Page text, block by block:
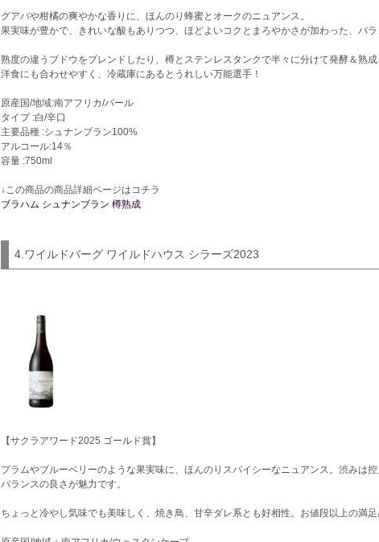
グアバや柑橘の爽やかな香りに、ほんのり蜂蜜とオークのニュアンス。
果実味が豊かで、きれいな酸もありつつ、ほどよいコクとまろやかさが加わった、バラ
熟度の違うブドウをブレンドしたり、樽とステンレスタンクで半々に分けて発酵＆熟
洋食にも合わせやすく、冷蔵庫にあるとうれしい万能選手！
原産国/地域:南アフリカ/パール
タイプ :白/辛口
主要品種 :シュナンブラン100%
アルコール:14％
容量 :750ml
↓この商品の商品詳細ページはコチラ
ブラハム シュナンブラン 樽熟成
4.ワイルドバーグ ワイルドハウス シラーズ2023
【サクラアワード2025 ゴールド賞】
プラムやブルーベリーのような果実味に、ほんのりスパイシーなニュアンス。渋みは
バランスの良さが魅力です。
ちょっと冷やし気味でも美味しく、焼き鳥、甘辛ダレ系とも好相性。お値段以上の満